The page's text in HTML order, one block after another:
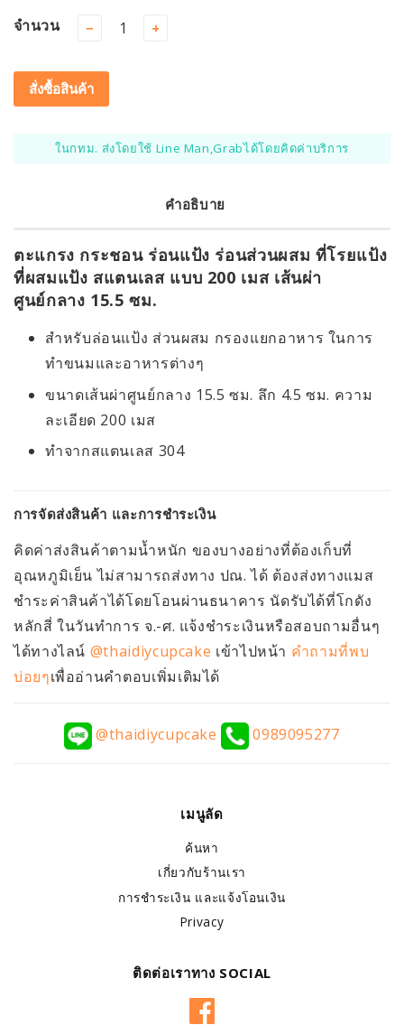
จำนวน − +
สั่งซื้อสินค้า
ในกทม. ส่งโดยใช้ Line Man,Grabได้โดยคิดค่าบริการ
คำอธิบาย
ตะแกรง กระชอน ร่อนแป้ง ร่อนส่วนผสม ที่โรยแป้ง
ที่ผสมแป้ง สแตนเลส แบบ 200 เมส เส้นผ่า
ศูนย์กลาง 15.5 ซม.
สำหรับล่อนแป้ง ส่วนผสม กรองแยกอาหาร ในการ
ทำขนมและอาหารต่างๆ
ขนาดเส้นผ่าศูนย์กลาง 15.5 ซม. ลึก 4.5 ซม. ความ
ละเอียด 200 เมส
ทำจากสแตนเลส 304
การจัดส่งสินค้า และการชำระเงิน
คิดค่าส่งสินค้าตามน้ำหนัก ของบางอย่างที่ต้องเก็บที่
อุณหภูมิเย็น ไม่สามารถส่งทาง ปณ. ได้ ต้องส่งทางแมส
ชำระค่าสินค้าได้โดยโอนผ่านธนาคาร นัดรับได้ที่โกดัง
หลักสี่ ในวันทำการ จ.-ศ. แจ้งชำระเงินหรือสอบถามอื่นๆ
ได้ทางไลน์ @thaidiycupcake เข้าไปหน้า คำถามที่พบ
บ่อยๆเพื่ออ่านคำตอบเพิ่มเติมได้
@thaidiycupcake 0989095277
เมนูลัด
ค้นหา
เกี่ยวกับร้านเรา
การชำระเงิน และแจ้งโอนเงิน
Privacy
ติดต่อเราทาง SOCIAL